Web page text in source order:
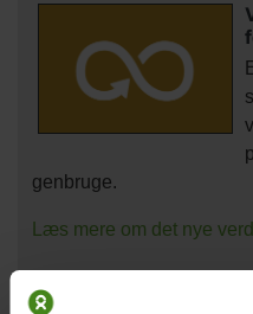
genbruge.
Læs mere om det nye